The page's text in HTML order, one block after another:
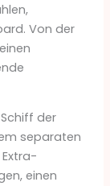
Von der
der
separaten
einen